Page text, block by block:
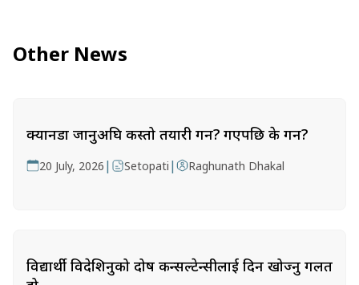
Other News
क्यानडा जानुअघि कस्तो तयारी गर्ने? गएपछि के गर्ने?
20 July, 2026 | Setopati | Raghunath Dhakal
विद्यार्थी विदेशिनुको दोष कन्सल्टेन्सीलाई दिन खोज्नु गलत